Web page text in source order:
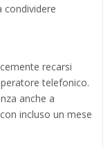
condividere
recarsi
telefonico.
anche a
incluso un mese